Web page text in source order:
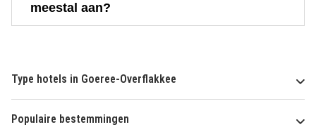
meestal aan?
Type hotels in Goeree-Overflakkee
Populaire bestemmingen